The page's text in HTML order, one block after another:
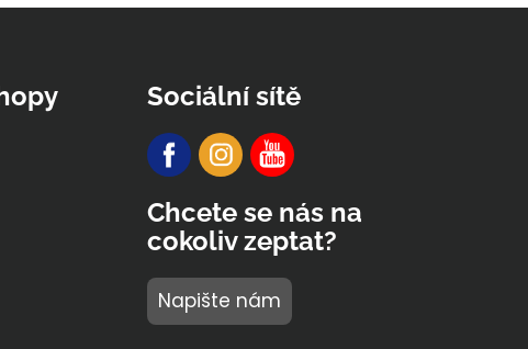
Sociální sítě
Chcete se nás na
cokoliv zeptat?
Napište nám